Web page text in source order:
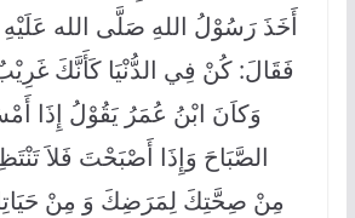
أَخَذَ رَسُوْلُ اللهِ صَلَّى الله
فَقَالَ: كُنْ فِي الدُّنْيَا كَأَنَّكَ
وَكاَنَ ابْنُ عُمَرُ يَقُوْلُ إِذَا
الصَّبَاحَ وَإِذَا أَصْبَحْتَ فَلاَ
مِنْ صِحَّتِكَ لِمَرَضِكَ وَ مِنْ